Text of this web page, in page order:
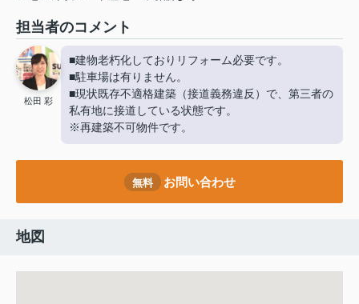
担当者のコメント
松田 彩
■建物老朽化しておりリフォーム必要です。
■駐車場は有りません。
■現状既存不適格建築（接道義務違反）で、第三者の
私有地に接道している状態です。
※再建築不可物件です。
無料 お問い合わせ
地図